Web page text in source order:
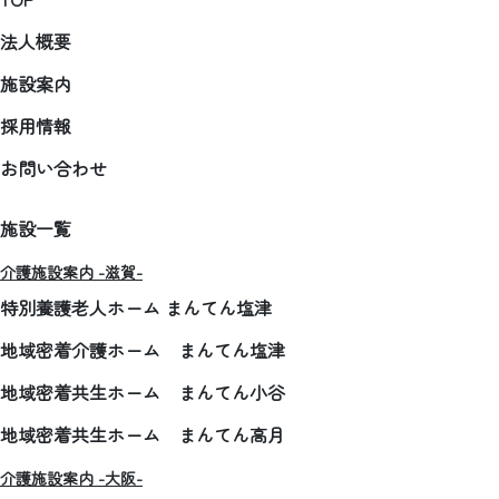
法人概要
施設案内
採用情報
お問い合わせ
施設一覧
介護施設案内 -滋賀-
特別養護老人ホーム まんてん塩津
地域密着介護ホーム まんてん塩津
地域密着共生ホーム まんてん小谷
地域密着共生ホーム まんてん高月
介護施設案内 -大阪-